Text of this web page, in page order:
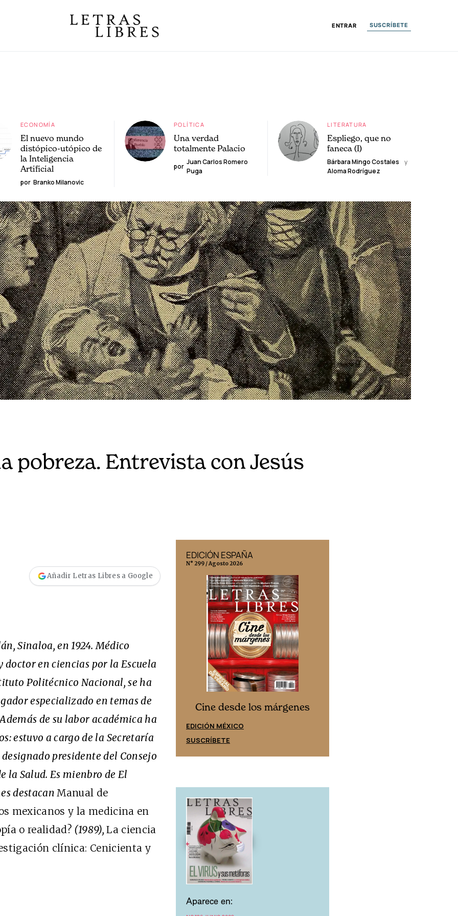
ENTRAR SUSCRÍBETE
ECONOMÍA
El nuevo mundo
distópico-utópico de
la Inteligencia
Artificial
por Branko Milanovic
POLÍTICA
Una verdad
totalmente Palacio
por
Juan Carlos Romero
Puga
LITERATURA
Espliego, que no
faneca (I)
Bárbara Mingo Costales
y
Aloma Rodríguez
pobreza. Entrevista con Jesús
Añadir Letras Libres a Google
Sinaloa, en 1924. Médico
en ciencias por la Escuela
Politécnico Nacional, se ha
especializado en temas de
de su labor académica ha
estuvo a cargo de la Secretaría
designado presidente del Consejo
la Salud. Es mienbro de El
destacan Manual de
mexicanos y la medicina en
o realidad? (1989),La ciencia
clínica: Cenicienta y
Cine desde los márgenes
EDICIÓN ESPAÑA
SUSCRÍBETE
EDICIÓN ESPAÑA
N° 299 / Agosto 2026
Cine desde los márgenes
EDICIÓN MÉXICO
SUSCRÍBETE
Aparece en: